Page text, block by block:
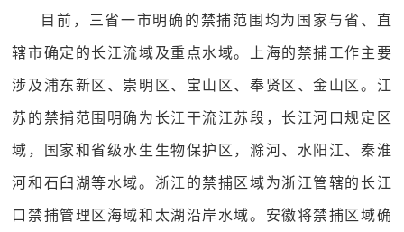
目前，三省一市明确的禁捕范围均为国家与省、直
辖市确定的长江流域及重点水域。上海的禁捕工作主要
涉及浦东新区、崇明区、宝山区、奉贤区、金山区。江
苏的禁捕范围明确为长江干流江苏段，长江河口规定区
域，国家和省级水生生物保护区，滁河、水阳江、秦淮
河和石臼湖等水域。浙江的禁捕区域为浙江管辖的长江
口禁捕管理区海域和太湖沿岸水域。安徽将禁捕区域确